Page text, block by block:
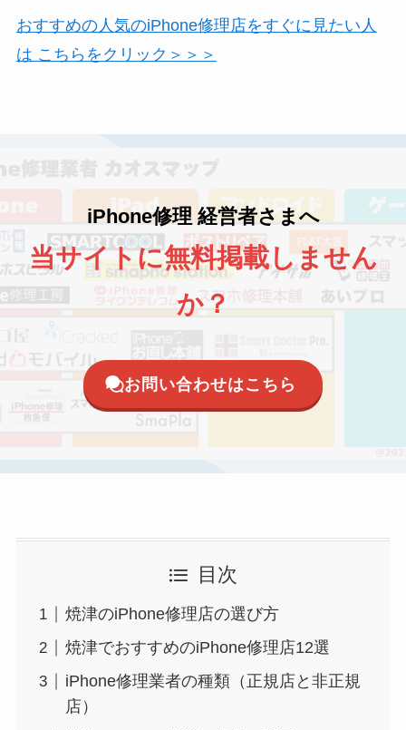
おすすめの人気のiPhone修理店をすぐに見たい人
は こちらをクリック＞＞＞
iPhone修理 経営者さまへ
当サイトに無料掲載しません
か？
お問い合わせはこちら
目次
焼津のiPhone修理店の選び方
焼津でおすすめのiPhone修理店12選
iPhone修理業者の種類（正規店と非正規
店）